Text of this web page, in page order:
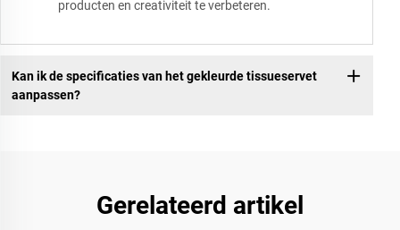
producten en creativiteit te verbeteren.
Kan ik de specificaties van het gekleurde tissueservet
aanpassen?
Gerelateerd artikel